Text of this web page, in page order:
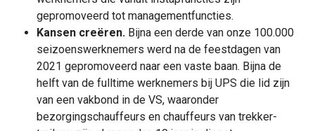
gepromoveerd tot managementfuncties.
Kansen creëren. Bijna een derde van onze 100.000
seizoenswerknemers werd na de feestdagen van
2021 gepromoveerd naar een vaste baan. Bijna de
helft van de fulltime werknemers bij UPS die lid zijn
van een vakbond in de VS, waaronder
bezorgingschauffeurs en chauffeurs van trekker-